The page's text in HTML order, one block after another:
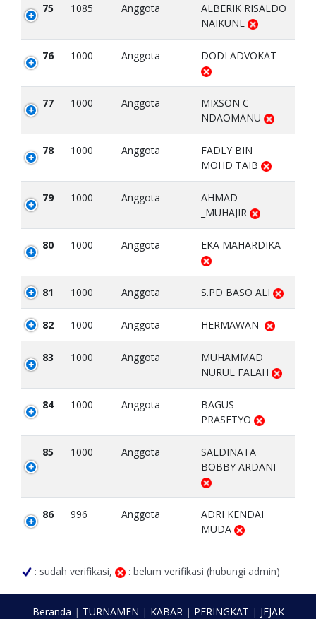
75 1085 Anggota
ALBERIK RISALDO
NAIKUNE
76 1000 Anggota DODI ADVOKAT
77 1000 Anggota
MIXSON C
NDAOMANU
78 1000 Anggota
FADLY BIN
MOHD TAIB
79 1000 Anggota
AHMAD
_MUHAJIR
80 1000 Anggota EKA MAHARDIKA
81 1000 Anggota S.PD BASO ALI
82 1000 Anggota HERMAWAN
83 1000 Anggota
MUHAMMAD
NURUL FALAH
84 1000 Anggota
BAGUS
PRASETYO
85 1000 Anggota
SALDINATA
BOBBY ARDANI
86 996 Anggota
ADRI KENDAI
MUDA
: sudah verifikasi, : belum verifikasi (hubungi admin)
Beranda | TURNAMEN | KABAR| PERINGKAT | JEJAK